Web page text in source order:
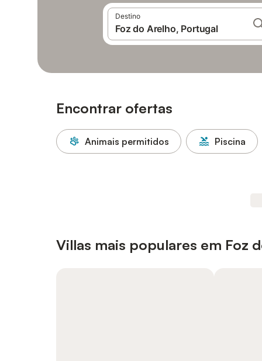
Destino
Encontrar ofertas
Animais permitidos Piscina
Villas mais populares em Foz